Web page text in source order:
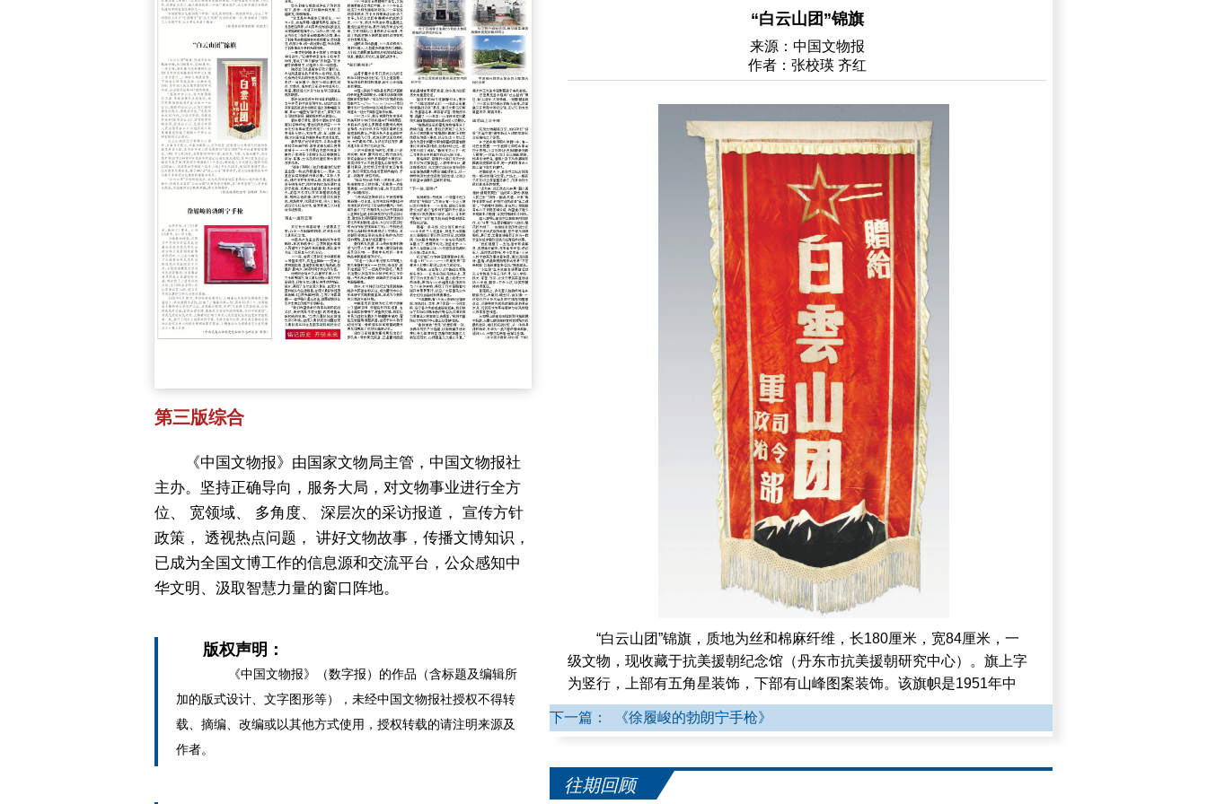
第三版综合
《中国文物报》由国家文物局主管，中国文物报社
主办。坚持正确导向，服务大局，对文物事业进行全方
位、 宽领域、 多角度、 深层次的采访报道， 宣传方针
政策， 透视热点问题， 讲好文物故事，传播文博知识，
已成为全国文博工作的信息源和交流平台，公众感知中
华文明、汲取智慧力量的窗口阵地。
版权声明：
《中国文物报》（数字报）的作品（含标题及编辑所
加的版式设计、文字图形等），未经中国文物报社授权不得转
载、摘编、改编或以其他方式使用，授权转载的请注明来源及
作者。
“白云山团”锦旗
来源：中国文物报
作者：张校瑛 齐红
“白云山团”锦旗，质地为丝和棉麻纤维，长180厘米，宽84厘米，一
级文物，现收藏于抗美援朝纪念馆（丹东市抗美援朝研究中心）。旗上字
为竖行，上部有五角星装饰，下部有山峰图案装饰。该旗帜是1951年中
国人民志愿军第50军司令部、政治部奖给第447团的锦旗。
“高高的白云山，耸立在朝鲜汉江南。侵略者要从这里进犯，我们的
名，勇敢冲向前。”这是20世纪50年代，刘白羽作词、郑律成作曲的《歌
唱白云山》。这首歌曾唱响全国，歌唱白云山，是因为中国人民志愿军在
下一篇： 《徐履峻的勃朗宁手枪》
往期回顾